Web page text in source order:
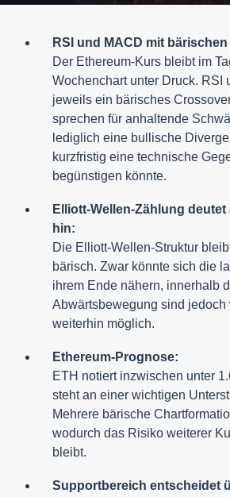
RSI und MACD mit
Der Ethereum-Kurs bleibt im
Wochenchart unter Druck. RSI
jeweils ein bärisches
sprechen für anhaltende
lediglich eine bullische
kurzfristig eine technische
begünstigen könnte.
Elliott-Wellen-Zählung
hin:
Die Elliott-Wellen-Struktur
bärisch. Zwar könnte sich die
ihrem Ende nähern, innerhalb
Abwärtsbewegung sind jedoch
weiterhin möglich.
Ethereum-Prognose:
ETH notiert inzwischen unter
steht an einer wichtigen
Mehrere bärische
wodurch das Risiko weiterer
bleibt.
Supportbereich entscheidet